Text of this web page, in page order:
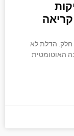
5 בדיקות
חלק. הדלת לא
האוטומטית